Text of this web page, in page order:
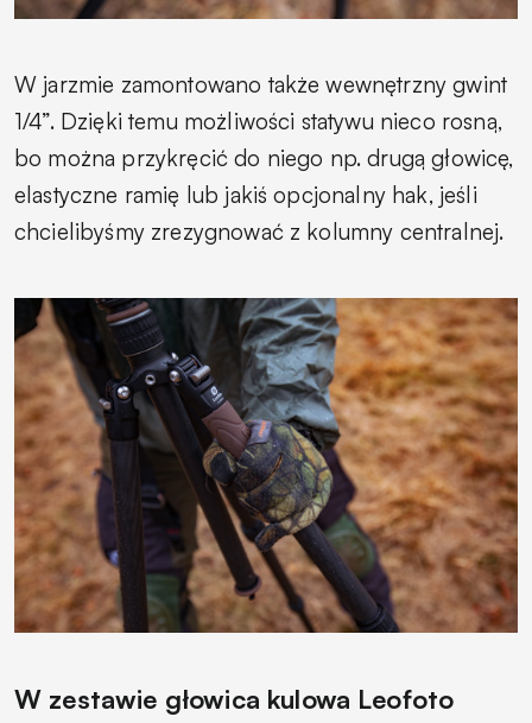
W jarzmie zamontowano także wewnętrzny gwint
1/4”. Dzięki temu możliwości statywu nieco rosną,
bo można przykręcić do niego np. drugą głowicę,
elastyczne ramię lub jakiś opcjonalny hak, jeśli
chcielibyśmy zrezygnować z kolumny centralnej.
W zestawie głowica kulowa Leofoto